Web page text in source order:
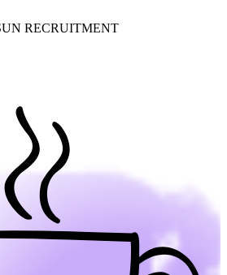
RECRUITMENT